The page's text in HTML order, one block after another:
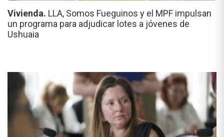
Vivienda. LLA, Somos Fueguinos y el MPF impulsan
un programa para adjudicar lotes a jóvenes de
Ushuaia